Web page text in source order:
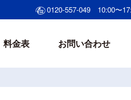
0120-557-049 10:00〜
料金表 お問い合わせ